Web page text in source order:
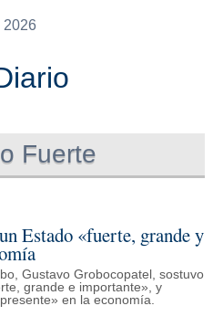
2026
Fuerte
Estado «fuerte, grande y
Gustavo Grobocopatel, sostuvo
grande e importante», y
en la economía.